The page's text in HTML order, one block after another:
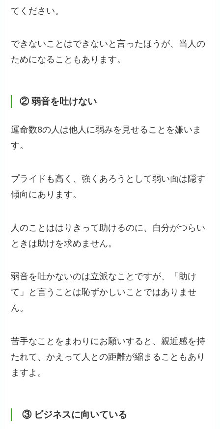
てください。
できないことはできないと言ったほうが、当人の
ためになることもあります。
②弱音を吐けない
運命数8の人は他人に弱みを見せることを嫌いま
す。
プライドも高く、強くあろうとして弱い面は隠す
傾向にあります。
人のことははりきって助けるのに、自分がつらい
ときは助けを求めません。
弱音を吐かないのは立派なことですが、「助け
て」と言うことは恥ずかしいことではありませ
ん。
苦手なことをまわりにお願いすると、親近感を持
たれて、かえって人との距離が縮まることもあり
ますよ。
③ ビジネスに向いている